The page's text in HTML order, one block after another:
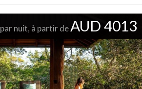
par nuit, à partir deAUD 4013